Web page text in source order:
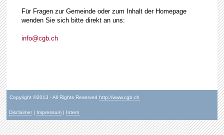
Für Fragen zur Gemeinde oder zum Inhalt der Homepage
wenden Sie sich bitte direkt an uns:
info@cgb.ch
Copyright ©2013 - All Rights Reservedhttp://www.cgb.ch
Disclaimer | Impressum | Intern